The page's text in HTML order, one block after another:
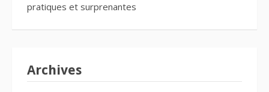
pratiques et surprenantes
Archives